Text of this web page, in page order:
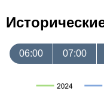
06:00 07:00